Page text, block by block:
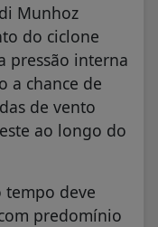
Munhoz
do ciclone
pressão interna
a chance de
de vento
ao longo do
tempo deve
predomínio